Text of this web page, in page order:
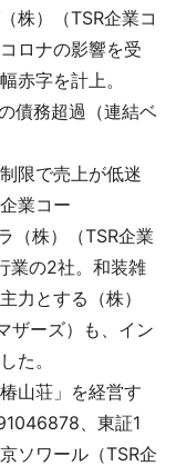
株）（TSR企業コ
ロナの影響を受
赤字を計上。
債務超過（連結ベ
限で売上が低迷
業コー
（株）（TSR企業
業の2社。和装雑
力とする（株）
ザーズ）も、イン
た。
山荘」を経営す
、東証1
ソワール（TSR企